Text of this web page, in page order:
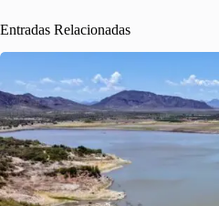
Entradas Relacionadas